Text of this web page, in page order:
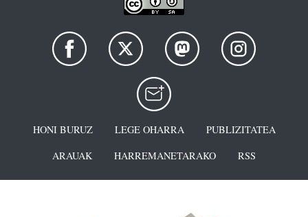
HONI BURUZ LEGE OHARRA
PUBLIZITATEA
ARAUAK
HARREMANETARAKO RSS